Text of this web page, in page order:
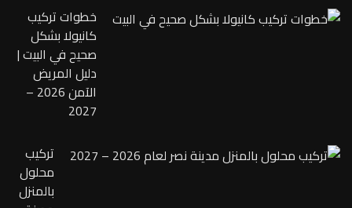
خطوات تركيب
كانيولا بشكل
صحيح في البيت |
دليل المريض
الآمن 2026 –
2027
تركيب
محلول
بالمنزل